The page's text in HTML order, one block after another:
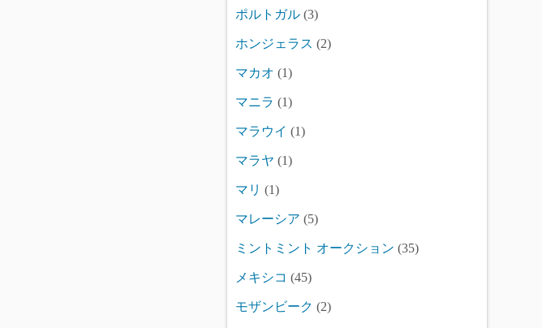
ポルトガル (3)
ホンジェラス (2)
マカオ (1)
マニラ (1)
マラウイ (1)
マラヤ (1)
マリ (1)
マレーシア (5)
ミントミント オークション (35)
メキシコ (45)
モザンビーク (2)